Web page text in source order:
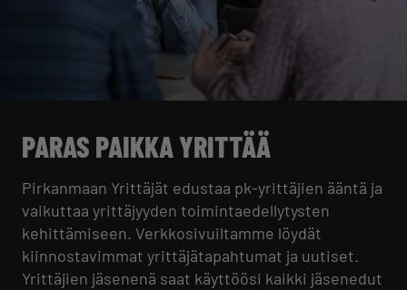
PARAS PAIKKA YRITTÄÄ
Pirkanmaan Yrittäjät edustaa pk-yrittäjien ääntä ja
vaikuttaa yrittäjyyden toimintaedellytysten
kehittämiseen. Verkkosivuiltamme löydät
kiinnostavimmat yrittäjätapahtumat ja uutiset.
Yrittäjien jäsenenä saat käyttöösi kaikki jäsenedut